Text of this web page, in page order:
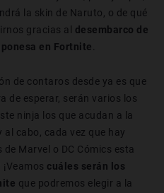
la skin de Naruto, o de qué
gracias al desembarco de
en Fortnite
de contaros desde ya es que
de esperar, serán varios los
ninja los que acudan a la
al cabo, cada vez que hay
Marvel o DC Cómics esta
cuáles serán los
que podremos elegir a la